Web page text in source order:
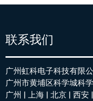
联系我们
广州虹科电子科技有限
广州市黄埔区科学城科
广州 | 上海 | 北京 | 西安